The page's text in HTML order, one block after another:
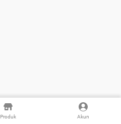
Produk Akun